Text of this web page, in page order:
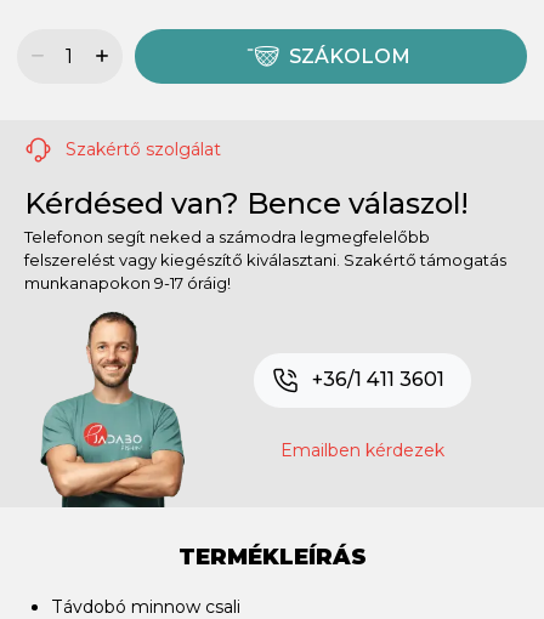
SZÁKOLOM
Szakértő szolgálat
Kérdésed van? Bence válaszol!
Telefonon segít neked a számodra legmegfelelőbb
felszerelést vagy kiegészítő kiválasztani. Szakértő támogatás
munkanapokon 9-17 óráig!
+36/1 411 3601
Emailben kérdezek
TERMÉKLEÍRÁS
Távdobó minnow csali